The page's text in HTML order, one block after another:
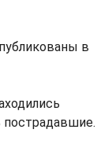
в
пострадавшие.